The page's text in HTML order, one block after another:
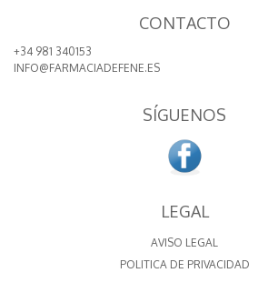
CONTACTO
+34 981 340153
INFO@FARMACIADEFENE.ES
SÍGUENOS
LEGAL
AVISO LEGAL
POLITICA DE PRIVACIDAD